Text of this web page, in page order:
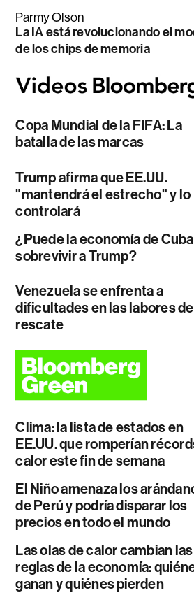
Parmy Olson
La IA está revolucionando el
de los chips de memoria
Copa Mundial de la FIFA: La
batalla de las marcas
Trump afirma que EE.UU.
"mantendrá el estrecho" y lo
controlará
¿Puede la economía de Cuba
sobrevivir a Trump?
Venezuela se enfrenta a
dificultades en las labores de
rescate
Clima: la lista de estados en
EE.UU. que romperían
calor este fin de semana
El Niño amenaza los
de Perú y podría disparar los
precios en todo el mundo
Las olas de calor cambian las
reglas de la economía:
ganan y quiénes pierden